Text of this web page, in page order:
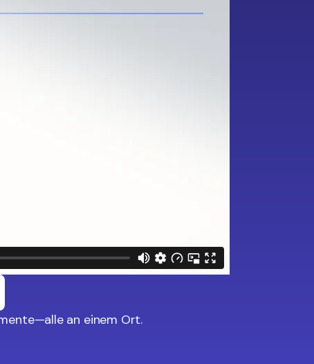
an einem Ort.